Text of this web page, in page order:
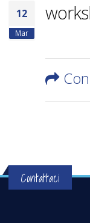
12
Mar
Contattaci